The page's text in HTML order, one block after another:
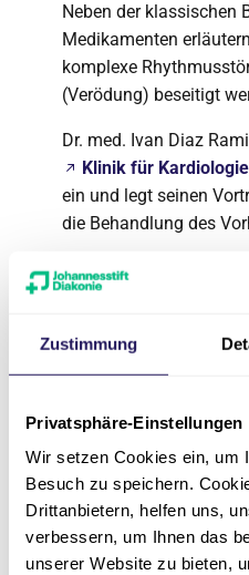
Zustimmung
Privatsphäre-Einstellungen
Wir setzen Cookies ein, um
Besuch zu speichern.
Drittanbietern, helfen uns,
verbessern, um Ihnen das
unserer Website zu bieten,
Neben der klassischen
Medikamenten
komplexe
(Verödung) beseitigt
Dr. med. Ivan Diaz
Klinik für Kardiologie
ein und legt seinen
die Behandlung des
Anmeldung
Planung bitten wir um
Anmeldung.
Das
auch